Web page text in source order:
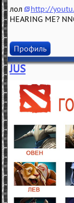
лол http://
HEARING ME?
Профиль
JUS